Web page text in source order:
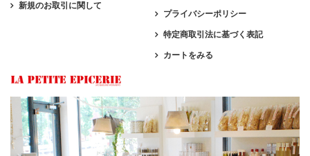
新規のお取引に関して
プライバシーポリシー
特定商取引法に基づく表記
カートをみる